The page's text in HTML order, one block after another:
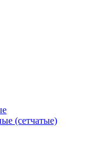
(сетчатые)